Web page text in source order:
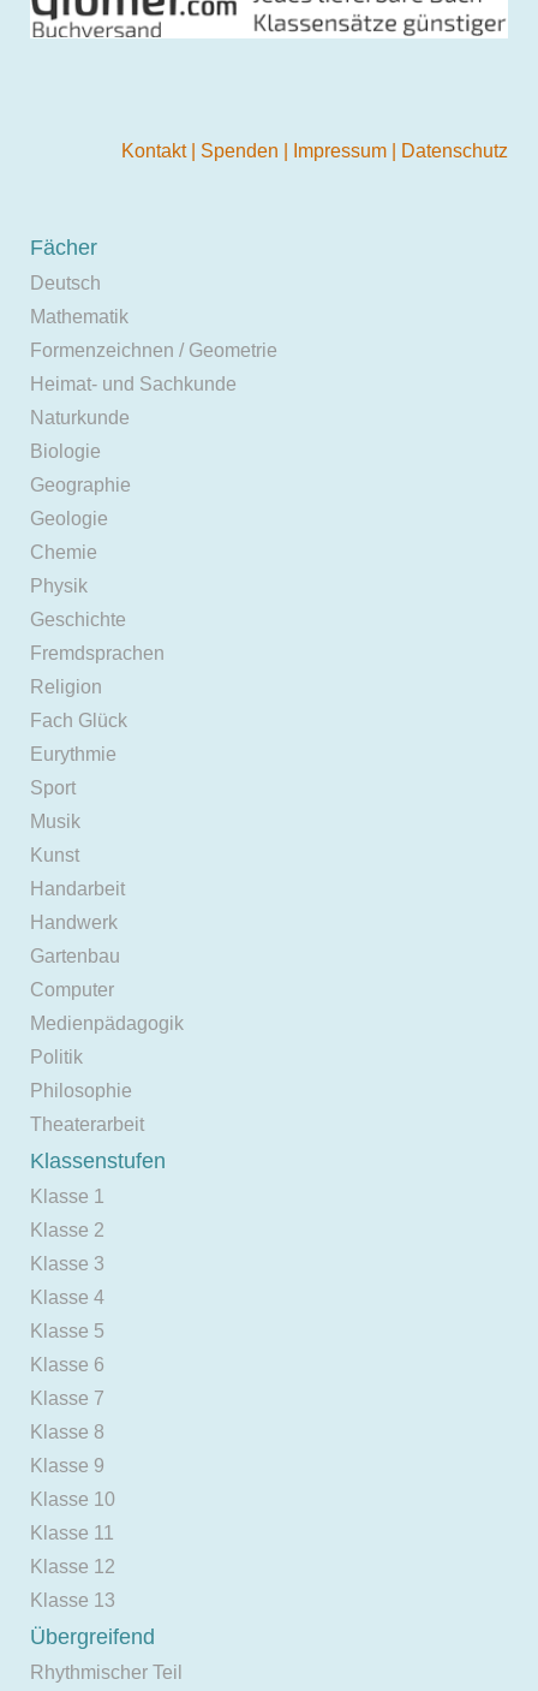
Kontakt Spenden Impressum Datenschutz
Fächer
Deutsch
Mathematik
Formenzeichnen / Geometrie
Heimat- und Sachkunde
Naturkunde
Biologie
Geographie
Geologie
Chemie
Physik
Geschichte
Fremdsprachen
Religion
Fach Glück
Eurythmie
Sport
Musik
Kunst
Handarbeit
Handwerk
Gartenbau
Computer
Medienpädagogik
Politik
Philosophie
Theaterarbeit
Klassenstufen
Klasse 1
Klasse 2
Klasse 3
Klasse 4
Klasse 5
Klasse 6
Klasse 7
Klasse 8
Klasse 9
Klasse 10
Klasse 11
Klasse 12
Klasse 13
Übergreifend
Rhythmischer Teil